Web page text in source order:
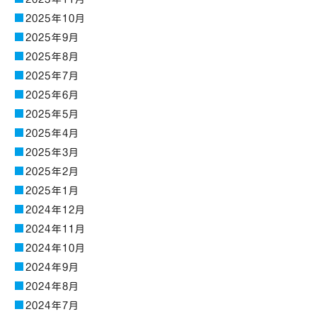
2025年10月
2025年9月
2025年8月
2025年7月
2025年6月
2025年5月
2025年4月
2025年3月
2025年2月
2025年1月
2024年12月
2024年11月
2024年10月
2024年9月
2024年8月
2024年7月